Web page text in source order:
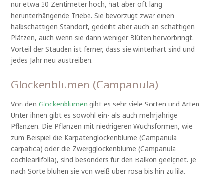
nur etwa 30 Zentimeter hoch, hat aber oft lang
herunterhängende Triebe. Sie bevorzugt zwar einen
halbschattigen Standort, gedeiht aber auch an schattigen
Plätzen, auch wenn sie dann weniger Blüten hervorbringt.
Vorteil der Stauden ist ferner, dass sie winterhart sind und
jedes Jahr neu austreiben.
Glockenblumen (Campanula)
Von denGlockenblumen gibt es sehr viele Sorten und Arten.
Unter ihnen gibt es sowohl ein- als auch mehrjährige
Pflanzen. Die Pflanzen mit niedrigeren Wuchsformen, wie
zum Beispiel die Karpatenglockenblume (Campanula
carpatica) oder die Zwergglockenblume (Campanula
cochleariifolia), sind besonders für den Balkon geeignet. Je
nach Sorte blühen sie von weiß über rosa bis hin zu lila.